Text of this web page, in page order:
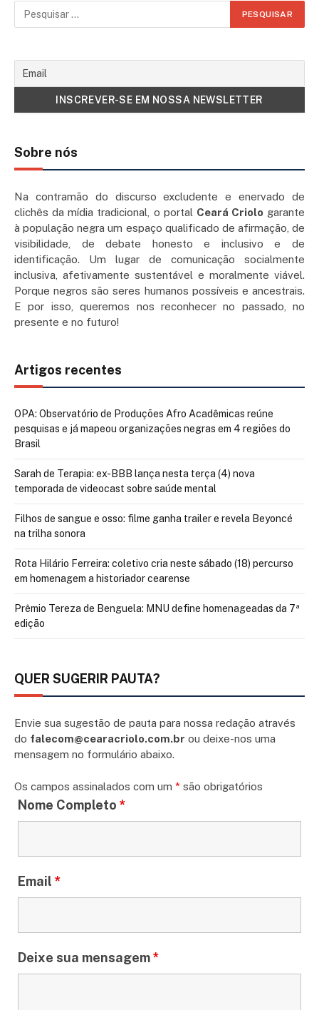
Sobre nós
Na contramão do discurso excludente e enervado de
clichês da mídia tradicional, o portal Ceará Criolo garante
à população negra um espaço qualificado de afirmação, de
visibilidade, de debate honesto e inclusivo e de
identificação. Um lugar de comunicação socialmente
inclusiva, afetivamente sustentável e moralmente viável.
Porque negros são seres humanos possíveis e ancestrais.
E por isso, queremos nos reconhecer no passado, no
presente e no futuro!
Artigos recentes
OPA: Observatório de Produções Afro Acadêmicas reúne
pesquisas e já mapeou organizações negras em 4 regiões do
Brasil
Sarah de Terapia: ex-BBB lança nesta terça (4) nova
temporada de videocast sobre saúde mental
Filhos de sangue e osso: filme ganha trailer e revela Beyoncé
na trilha sonora
Rota Hilário Ferreira: coletivo cria neste sábado (18) percurso
em homenagem a historiador cearense
Prêmio Tereza de Benguela: MNU define homenageadas da 7ª
edição
QUER SUGERIR PAUTA?
Envie sua sugestão de pauta para nossa redação através
do falecom@cearacriolo.com.br ou deixe-nos uma
mensagem no formulário abaixo.
Os campos assinalados com um * são obrigatórios
Nome Completo *
Email *
Deixe sua mensagem*